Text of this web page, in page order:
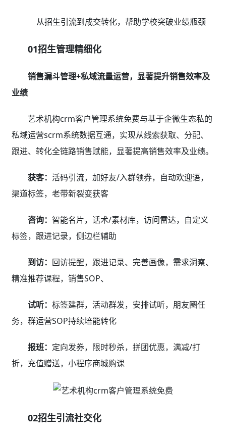
从招生引流到成交转化，帮助学校突破业绩瓶颈
01招生管理精细化
销售漏斗管理+私域流量运营，显著提升销售效率及
业绩
艺术机构crm客户管理系统免费与基于企微生态私的
私域运营scrm系统数据互通，实现从线索获取、分配、
跟进、转化全链路销售赋能，显著提高销售效率及业绩。
获客： 活码引流，加好友/入群领券，自动欢迎语，
渠道标签，老带新裂变获客
咨询： 智能名片，话术/素材库，访问雷达，自定义
标签，跟进记录，侧边栏辅助
到访： 回访提醒，跟进记录、完善画像，需求洞察、
精准推荐课程，销售SOP、
试听： 标签建群，活动群发，安排试听，朋友圈任
务，群运营SOP持续培能转化
报班： 定向发券，限时秒杀，拼团优惠，满减/打
折，充值赠送，小程序商城购课
02招生引流社交化